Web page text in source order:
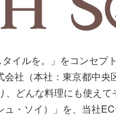
イルを。」をコンセプ
社（本社：東京都中央
どんな料理にも使え
・ソイ）」を、当社